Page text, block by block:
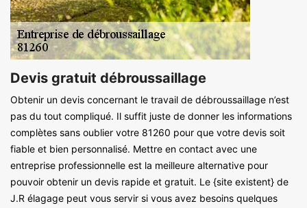
Devis gratuit débroussaillage
Obtenir un devis concernant le travail de débroussaillage n’est
pas du tout compliqué. Il suffit juste de donner les informations
complètes sans oublier votre 81260 pour que votre devis soit
fiable et bien personnalisé. Mettre en contact avec une
entreprise professionnelle est la meilleure alternative pour
pouvoir obtenir un devis rapide et gratuit. Le {site existent} de
J.R élagage peut vous servir si vous avez besoins quelques